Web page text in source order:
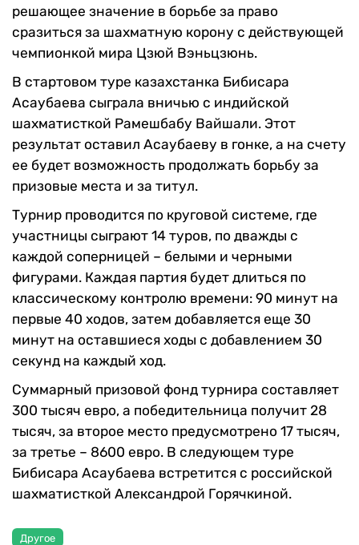
решающее значение в борьбе за право
сразиться за шахматную корону с действующей
чемпионкой мира Цзюй Вэньцзюнь.
В стартовом туре казахстанка Бибисара
Асаубаева сыграла вничью с индийской
шахматисткой Рамешбабу Вайшали. Этот
результат оставил Асаубаеву в гонке, а на счету
ее будет возможность продолжать борьбу за
призовые места и за титул.
Турнир проводится по круговой системе, где
участницы сыграют 14 туров, по дважды с
каждой соперницей – белыми и черными
фигурами. Каждая партия будет длиться по
классическому контролю времени: 90 минут на
первые 40 ходов, затем добавляется еще 30
минут на оставшиеся ходы с добавлением 30
секунд на каждый ход.
Суммарный призовой фонд турнира составляет
300 тысяч евро, а победительница получит 28
тысяч, за второе место предусмотрено 17 тысяч,
за третье – 8600 евро. В следующем туре
Бибисара Асаубаева встретится с российской
шахматисткой Александрой Горячкиной.
Другое